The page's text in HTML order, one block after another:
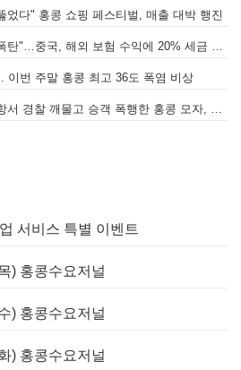
었다" 홍콩 쇼핑 페스티벌, 매출 대박 행진
[홍콩금융] "홍콩 보험 과세 폭탄"…중국, 해외 보험 수익에 20% 세금 부과로 관련주 급락
이번 주말 홍콩 최고 36도 폭염 비상
[홍콩뉴스] 싱가포르 창이공항서 경찰 깨물고 승객 폭행한 홍콩 모자, 결국 감옥행
서비스 특별 이벤트
) 홍콩수요저널
) 홍콩수요저널
) 홍콩수요저널